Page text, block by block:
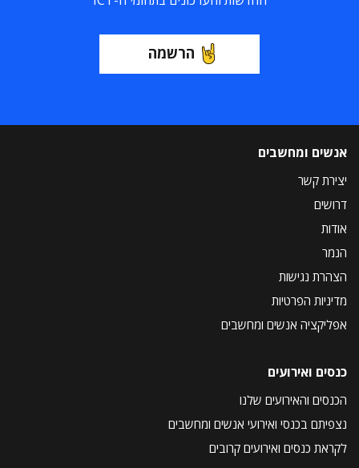
הרשמה
אנשים ומחשבים
יצירת קשר
דרושים
אודות
הנמר
הצהרת נגישות
מדיניות הפרטיות
אפליקציה אנשים ומחשבים
כנסים ואירועים
הכנסים והאירועים שלנו
נצפיתם בכנסי ואירועי אנשים ומחשבים
לקראת כנסים ואירועים קרובים